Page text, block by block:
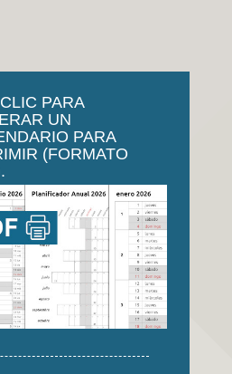
PARA
UN
PARA
(FORMATO